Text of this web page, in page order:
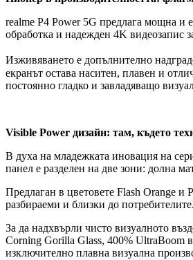
realme P4 Power 5G предлага мощна и
обработка и надежден 4K видеозапис
Изживяването е допълнително
екранът остава наситен, плавен и
постоянно гладко и завладяващо
Visible Power дизайн: там, където
В духа на младежката иновация на
панел е разделен на две зони: долна
Предлаган в цветовете Flash Orange и
разбираеми и близки до потребителите.
За да надхвърли чисто визуалното
Corning Gorilla Glass, 400% UltraBoom
изключително плавна визуална